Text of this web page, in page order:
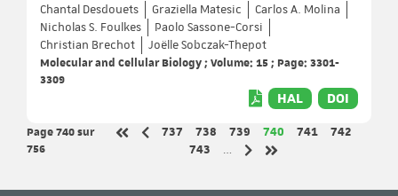
Chantal Desdouets Graziella Matesic
Carlos A. Molina
Nicholas S. Foulkes
Paolo Sassone-Corsi
Christian Brechot
Joëlle Sobczak-Thepot
Molecular and Cellular Biology ; Volume: 15 ; Page: 3301-
3309
HAL DOI
Page 740sur
756
Première page
Page précédente
Page
737 Page
738 Page
739 Page
740 Page
741 Page
742
Page
743
…